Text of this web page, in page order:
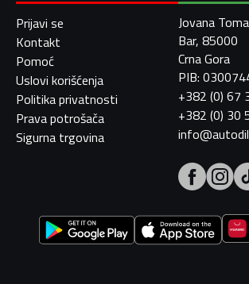
Prijavi se
Kontakt
Pomoć
Uslovi korišćenja
Politika privatnosti
Prava potrošača
Sigurna trgovina
Jovana
Bar, 85000
Crna Gora
PIB:
+382 (0) 67
+382 (0) 30